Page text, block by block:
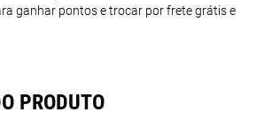
ganhar pontos e trocar por frete grátis e